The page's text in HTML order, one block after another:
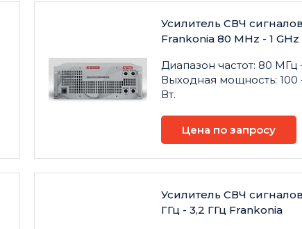
Усилитель СВЧ сигналов
Frankonia 80 MHz - 1 GHz
Диапазон частот: 80 МГц -
Выходная мощность: 100
Вт.
Цена по запросу
Усилитель СВЧ
ГГц - 3,2 ГГц Frankonia